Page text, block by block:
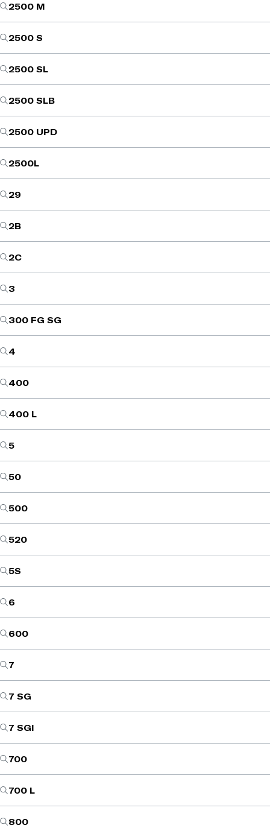
2500 M
2500 S
2500 SL
2500 SLB
2500 UPD
2500L
29
2B
2C
3
300 FG SG
4
400
400 L
5
50
500
520
5S
6
600
7
7 SG
7 SGI
700
700 L
800